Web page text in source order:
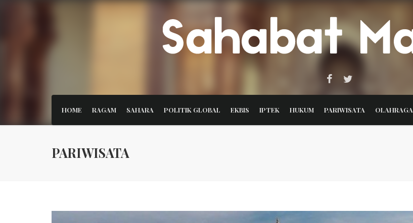
HOME RAGAM SAHARA POLITIK GLOBAL EKBIS IPTEK HUKUM PARIWISATA OLAHRAGA
PARIWISATA